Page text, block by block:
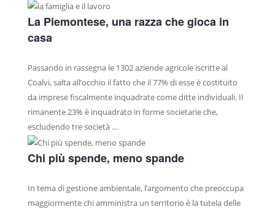
MACELLI
MACELLERIE
RIVENDITE
RISTORANTI
VENDITA SU PRENOTAZIONE
PUNTI VENDITA
MANZO AFFUMICATO
La Piemontese, una razza che gioca in
casa
Passando in rassegna le 1302 aziende agricole iscritte al
Coalvi, salta all’occhio il fatto che il 77% di esse è costituito
da imprese fiscalmente inquadrate come ditte individuali. Il
rimanente 23% è inquadrato in forme societarie che,
escludendo tre società …
Chi più spende, meno spande
In tema di gestione ambientale, l’argomento che preoccupa
maggiormente chi amministra un territorio è la tutela delle